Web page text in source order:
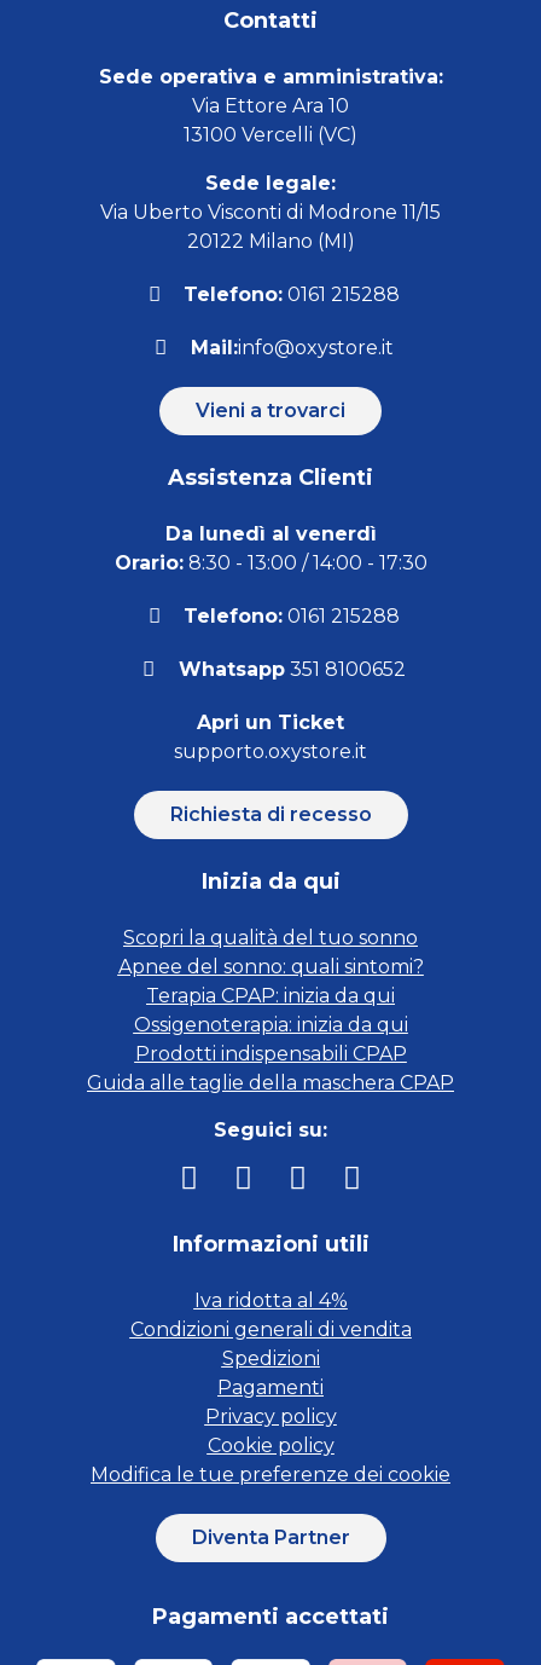
Contatti
Sede operativa e amministrativa:
Via Ettore Ara 10
13100 Vercelli (VC)
Sede legale:
Via Uberto Visconti di Modrone 11/15
20122 Milano (MI)
Telefono: 0161 215288
Mail:info@oxystore.it
Vieni a trovarci
Assistenza Clienti
Da lunedì al venerdì
Orario:8:30 - 13:00 / 14:00 - 17:30
Telefono: 0161 215288
Whatsapp351 8100652
Apri un Ticket
supporto.oxystore.it
Richiesta di recesso
Inizia da qui
Scopri la qualità del tuo sonno
Apnee del sonno: quali sintomi?
Terapia CPAP: inizia da qui
Ossigenoterapia: inizia da qui
Prodotti indispensabili CPAP
Guida alle taglie della maschera CPAP
Seguici su:
Informazioni utili
Iva ridotta al 4%
Condizioni generali di vendita
Spedizioni
Pagamenti
Privacy policy
Cookie policy
Modifica le tue preferenze dei cookie
Diventa Partner
Pagamenti accettati